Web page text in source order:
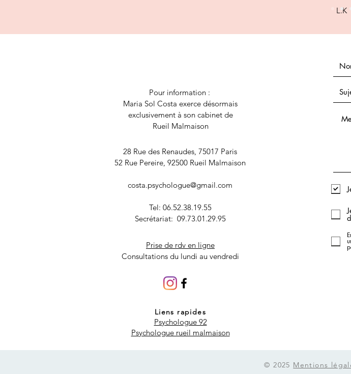
L.K
Pour information :
Maria Sol Costa exerce désormais
exclusivement à son cabinet de
Rueil Malmaison
28 Rue des Renaudes, 75017 Paris
52 Rue Pereire, 92500 Rueil Malmaison
costa.psychologue@gmail.com
Tel: 06.52.38.19.55
Secrétariat: 09.73.01.29.95
Prise de rdv en ligne
Consultations du lundi au vendredi
Liens rapides
Psychologue 92
Psychologue rueil malmaison
© 2025 Mentions